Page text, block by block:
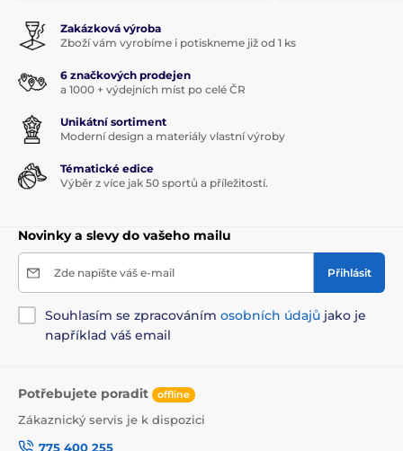
Zakázková výroba
Zboží vám vyrobíme i potiskneme již od 1 ks
6 značkových prodejen
a 1000 + výdejních míst po celé ČR
Unikátní sortiment
Moderní design a materiály vlastní výroby
Tématické edice
Výběr z více jak 50 sportů a příležitostí.
Novinky a slevy do vašeho mailu
Zde napište váš e-mail Přihlásit
Souhlasím se zpracováním osobních údajů jako je
například váš email
Potřebujete poradit offline
Zákaznický servis je k dispozici
775 400 255